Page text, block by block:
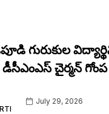
గురుకుల
చైర్మన్ గోంప
July 29, 2026